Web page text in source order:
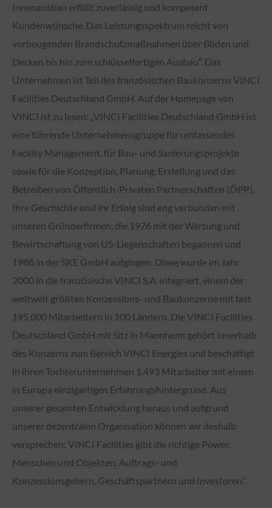
Innenausbau erfüllt zuverlässig und kompetent
Kundenwünsche. Das Leistungsspektrum reicht von
vorbeugenden Brandschutzmaßnahmen über Böden und
Decken bis hin zum schlüsselfertigen Ausbau“. Das
Unternehmen ist Teil des französischen Baukonzerns VINCI
Facilities Deutschland GmbH. Auf der Homepage von
VINCI ist zu lesen: „VINCI Facilities Deutschland GmbH ist
eine führende Unternehmensgruppe für umfassendes
Facility Management, für Bau- und Sanierungsprojekte
sowie für die Konzeption, Planung, Erstellung und das
Betreiben von Öffentlich-Privaten Partnerschaften (ÖPP).
Ihre Geschichte und ihr Erfolg sind eng verbunden mit
unseren Gründerfirmen, die 1976 mit der Wartung und
Bewirtschaftung von US-Liegenschaften begannen und
1988 in der SKE GmbH aufgingen. Diese wurde im Jahr
2000 in die französische VINCI S.A. integriert, einem der
weltweit größten Konzessions- und Baukonzerne mit fast
195.000 Mitarbeitern in 100 Ländern. Die VINCI Facilities
Deutschland GmbH mit Sitz in Mannheim gehört innerhalb
des Konzerns zum Bereich VINCI Energies und beschäftigt
in ihren Tochterunternehmen 1.493 Mitarbeiter mit einem
in Europa einzigartigen Erfahrungshintergrund. Aus
unserer gesamten Entwicklung heraus und aufgrund
unserer dezentralen Organisation können wir deshalb
versprechen: VINCI Facilities gibt die richtige Power.
Menschen und Objekten, Auftrags- und
Konzessionsgebern, Geschäftspartnern und Investoren.“